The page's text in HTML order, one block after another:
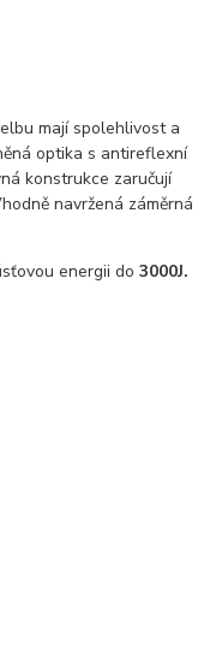
mají spolehlivost a
optika s antireflexní
konstrukce zaručují
navržená záměrná
energii do3000J.